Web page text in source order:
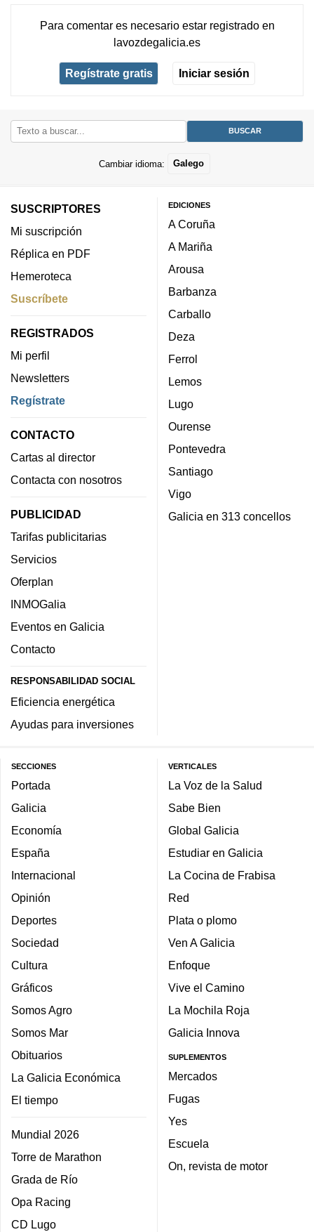
Para comentar es necesario estar registradoen
lavozdegalicia.es
Regístrate gratis Iniciar sesión
Cambiar idioma: Galego
SUSCRIPTORES
Mi suscripción
Réplica en PDF
Hemeroteca
Suscríbete
REGISTRADOS
Mi perfil
Newsletters
Regístrate
CONTACTO
Cartas al director
Contacta con nosotros
PUBLICIDAD
Tarifas publicitarias
Servicios
Oferplan
INMOGalia
Eventos en Galicia
Contacto
RESPONSABILIDAD SOCIAL
Eficiencia energética
Ayudas para inversiones
EDICIONES
A Coruña
A Mariña
Arousa
Barbanza
Carballo
Deza
Ferrol
Lemos
Lugo
Ourense
Pontevedra
Santiago
Vigo
Galicia en 313 concellos
SECCIONES
Portada
Galicia
Economía
España
Internacional
Opinión
Deportes
Sociedad
Cultura
Gráficos
Somos Agro
Somos Mar
Obituarios
La Galicia Económica
El tiempo
Mundial 2026
Torre de Marathon
Grada de Río
Opa Racing
CD Lugo
VERTICALES
La Voz de la Salud
Sabe Bien
Global Galicia
Estudiar en Galicia
La Cocina de Frabisa
Red
Plata o plomo
Ven A Galicia
Enfoque
Vive el Camino
La Mochila Roja
Galicia Innova
SUPLEMENTOS
Mercados
Fugas
Yes
Escuela
On, revista de motor